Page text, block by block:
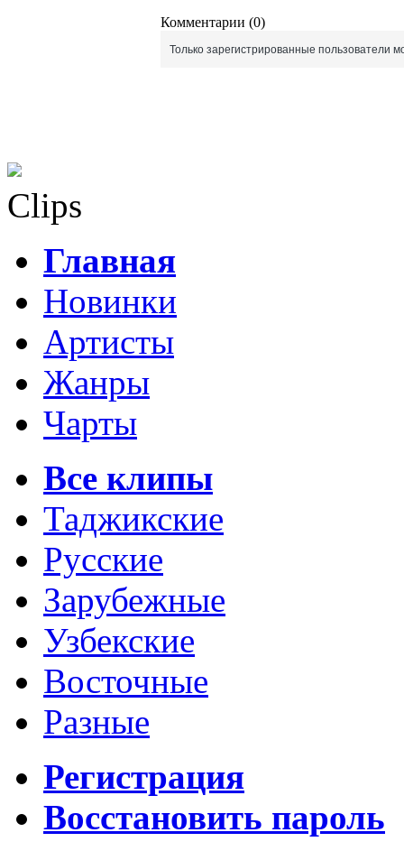
Комментарии (0)
Только зарегистрированные пользователи
Clips
Главная
Новинки
Артисты
Жанры
Чарты
Все клипы
Таджикские
Русские
Зарубежные
Узбекские
Восточные
Разные
Регистрация
Восстановить пароль